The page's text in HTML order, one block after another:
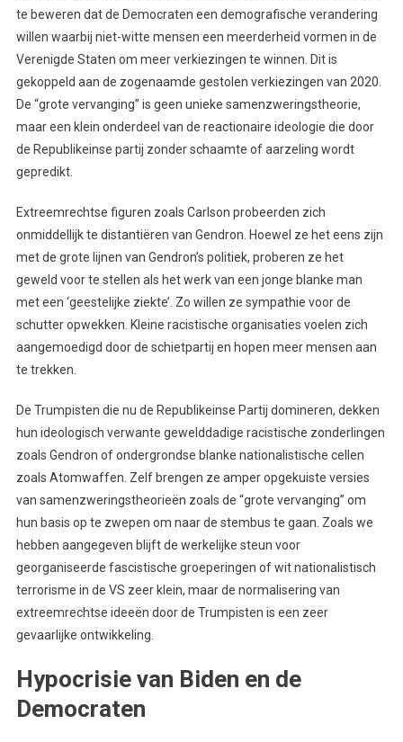
te beweren dat de Democraten een demografische verandering
willen waarbij niet-witte mensen een meerderheid vormen in de
Verenigde Staten om meer verkiezingen te winnen. Dit is
gekoppeld aan de zogenaamde gestolen verkiezingen van 2020.
De “grote vervanging” is geen unieke samenzweringstheorie,
maar een klein onderdeel van de reactionaire ideologie die door
de Republikeinse partij zonder schaamte of aarzeling wordt
gepredikt.
Extreemrechtse figuren zoals Carlson probeerden zich
onmiddellijk te distantiëren van Gendron. Hoewel ze het eens zijn
met de grote lijnen van Gendron’s politiek, proberen ze het
geweld voor te stellen als het werk van een jonge blanke man
met een ‘geestelijke ziekte’. Zo willen ze sympathie voor de
schutter opwekken. Kleine racistische organisaties voelen zich
aangemoedigd door de schietpartij en hopen meer mensen aan
te trekken.
De Trumpisten die nu de Republikeinse Partij domineren, dekken
hun ideologisch verwante gewelddadige racistische zonderlingen
zoals Gendron of ondergrondse blanke nationalistische cellen
zoals Atomwaffen. Zelf brengen ze amper opgekuiste versies
van samenzweringstheorieën zoals de “grote vervanging” om
hun basis op te zwepen om naar de stembus te gaan. Zoals we
hebben aangegeven blijft de werkelijke steun voor
georganiseerde fascistische groeperingen of wit nationalistisch
terrorisme in de VS zeer klein, maar de normalisering van
extreemrechtse ideeën door de Trumpisten is een zeer
gevaarlijke ontwikkeling.
Hypocrisie van Biden en de
Democraten